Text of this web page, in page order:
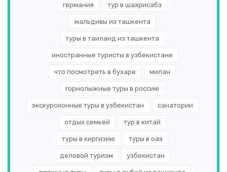
германия тур в шахрисабз
мальдивы из ташкента
туры в таиланд из ташкента
иностранные туристы в узбекистане
что посмотреть в бухаре милан
горнолыжные туры в россию
экскурсионные туры в узбекистан санатории
отдых семьей тур в китай
туры в киргизию туры в оаэ
деловой туризм узбекистан